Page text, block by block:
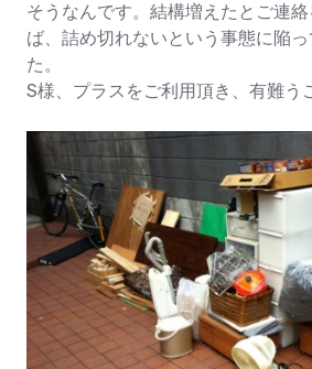
そうなんです。結構増えたとご連
ば、詰め切れないという事態に陥
た。
S様、プラスをご利用頂き、有難う